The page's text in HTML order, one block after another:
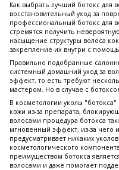
Как выбрать лучший ботокс для
восстановительный уход за
профессиональный ботокс для
стремятся получить
насыщение структуры волоса
закрепление их внутри с
Правильно подобранные
системный домашний уход за
эффект, то есть требуют
мастером. Но в случае с
В косметологии уколы
кожи из-за препарата,
волосами процедура ботокса
мгновенный эффект, из-за чего
предусматривает никаких
косметологического
преимуществом ботокса
волосами и даже помогает